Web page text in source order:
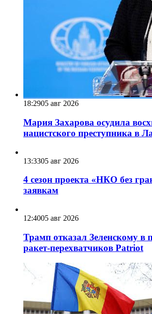
18:2905 авг 2026
Мария Захарова осудила
нацистского преступника в
13:3305 авг 2026
4 сезон проекта «НКО без
заявкам
12:4005 авг 2026
Трамп отказал Зеленскому в
ракет-перехватчиков Patriot